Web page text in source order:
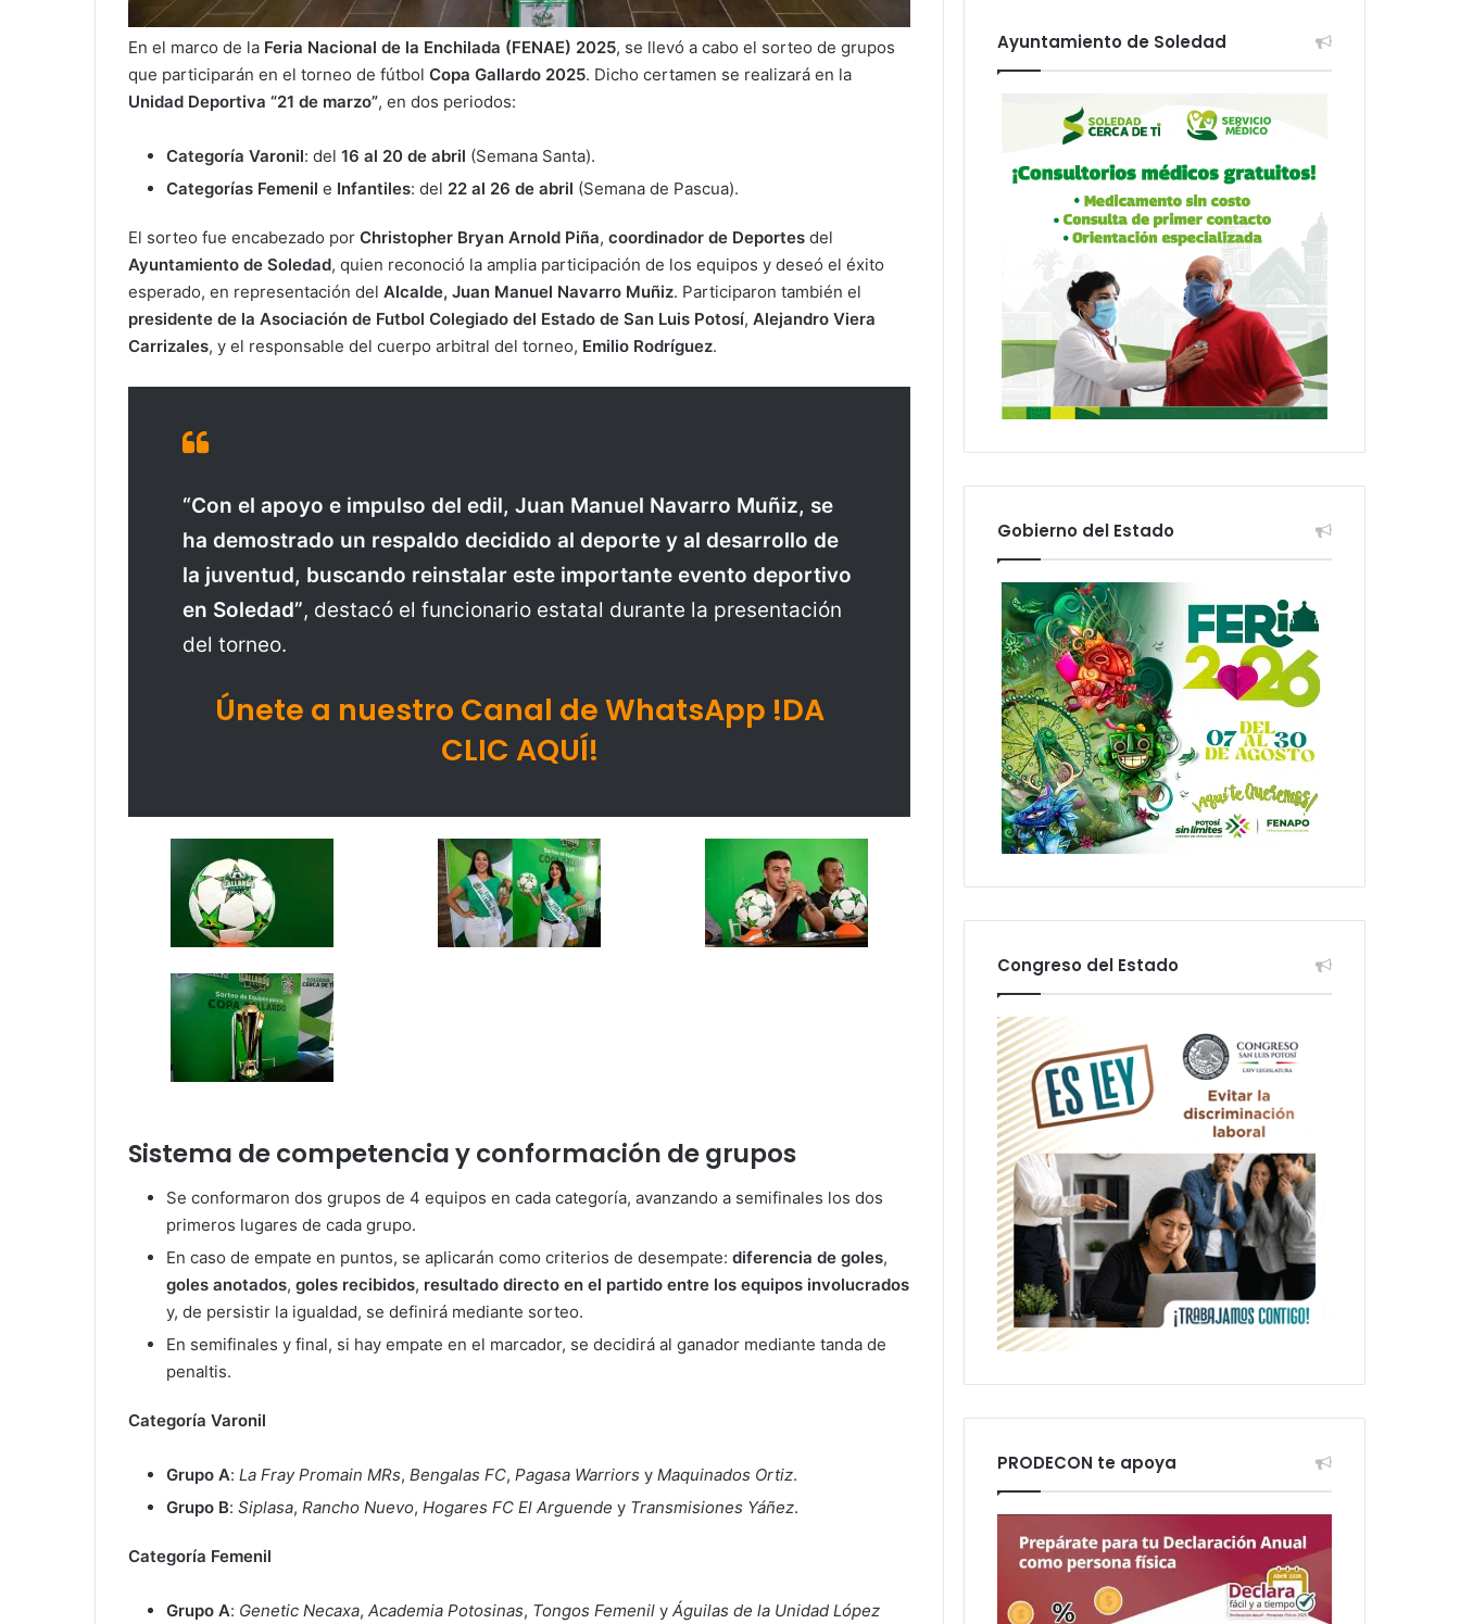
En el marco de la Feria Nacional de la Enchilada (FENAE) 2025, se llevó a cabo el sorteo de grupos
que participarán en el torneo de fútbol Copa Gallardo 2025. Dicho certamen se realizará en la
Unidad Deportiva “21 de marzo”, en dos periodos:
Categoría Varonil: del 16 al 20 de abril (Semana Santa).
Categorías Femenil e Infantiles: del 22 al 26 de abril (Semana de Pascua).
El sorteo fue encabezado por Christopher Bryan Arnold Piña, coordinador de Deportes del
Ayuntamiento de Soledad, quien reconoció la amplia participación de los equipos y deseó el éxito
esperado, en representación del Alcalde, Juan Manuel Navarro Muñiz. Participaron también el
presidente de la Asociación de Futbol Colegiado del Estado de San Luis Potosí, Alejandro Viera
Carrizales, y el responsable del cuerpo arbitral del torneo, Emilio Rodríguez.
“Con el apoyo e impulso del edil, Juan Manuel Navarro Muñiz, se
ha demostrado un respaldo decidido al deporte y al desarrollo de
la juventud, buscando reinstalar este importante evento deportivo
en Soledad”, destacó el funcionario estatal durante la presentación
del torneo.
Únete a nuestro Canal de WhatsApp !DA
CLIC AQUÍ!
Sistema de competencia y conformación de grupos
Se conformaron dos grupos de 4 equipos en cada categoría, avanzando a semifinales los dos
primeros lugares de cada grupo.
En caso de empate en puntos, se aplicarán como criterios de desempate: diferencia de goles,
goles anotados, goles recibidos, resultado directo en el partido entre los equipos involucrados
y, de persistir la igualdad, se definirá mediante sorteo.
En semifinales y final, si hay empate en el marcador, se decidirá al ganador mediante tanda de
penaltis.
Categoría Varonil
Grupo A: La Fray Promain MRs, Bengalas FC, Pagasa Warriors y Maquinados Ortiz.
Grupo B: Siplasa, Rancho Nuevo, Hogares FC El Arguende y Transmisiones Yáñez.
Categoría Femenil
Grupo A: Genetic Necaxa, Academia Potosinas, Tongos Femenil y Águilas de la Unidad López
Ayuntamiento de Soledad
Gobierno del Estado
Congreso del Estado
PRODECON te apoya